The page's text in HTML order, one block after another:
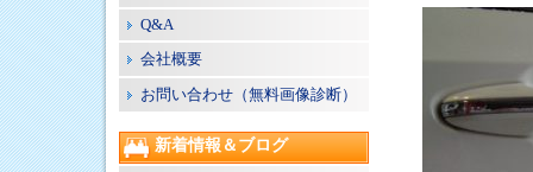
Q&A
会社概要
お問い合わせ（無料画像診断）
新着情報＆ブログ